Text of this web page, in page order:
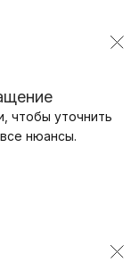
чтобы уточнить
нюансы.